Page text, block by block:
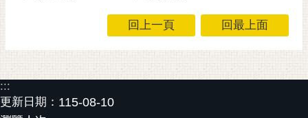
回上一頁 回最上面
:::
更新日期： 115-08-10